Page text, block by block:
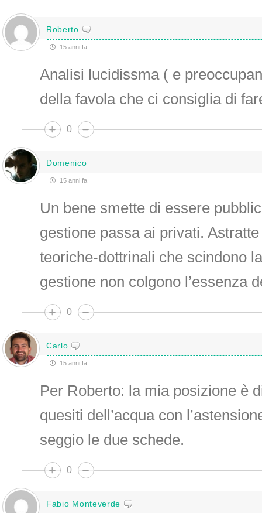
Roberto
15 anni fa
Analisi lucidissma ( e
della favola che ci consiglia di
0
Domenico
15 anni fa
Un bene smette di essere
gestione passa ai privati.
teoriche-dottrinali che scindono
gestione non colgono l’essenza
0
Carlo
15 anni fa
Per Roberto: la mia posizione è
quesiti dell’acqua con
seggio le due schede.
0
Fabio Monteverde